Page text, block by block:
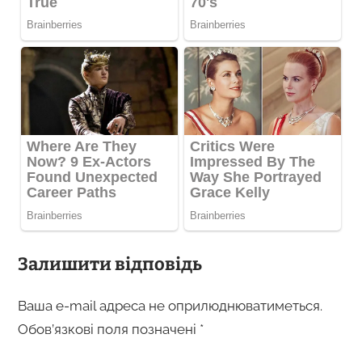
Залишити відповідь
Ваша e-mail адреса не оприлюднюватиметься.
Обов’язкові поля позначені *